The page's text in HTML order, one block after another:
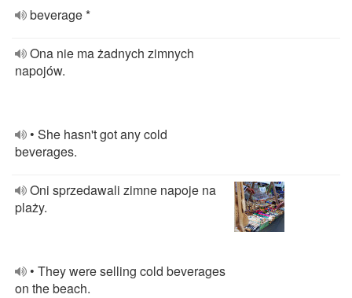
beverage *
Ona nie ma żadnych zimnych
napojów.
• She hasn't got any cold
beverages.
Oni sprzedawali zimne napoje na
plaży.
• They were selling cold beverages
on the beach.